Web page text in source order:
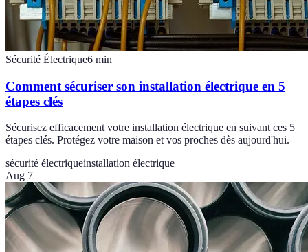
Sécurité Électrique6 min
Comment sécuriser son installation électrique en 5
étapes clés
Sécurisez efficacement votre installation électrique en suivant ces 5
étapes clés. Protégez votre maison et vos proches dès aujourd'hui.
sécurité électriqueinstallation électrique
Aug 7